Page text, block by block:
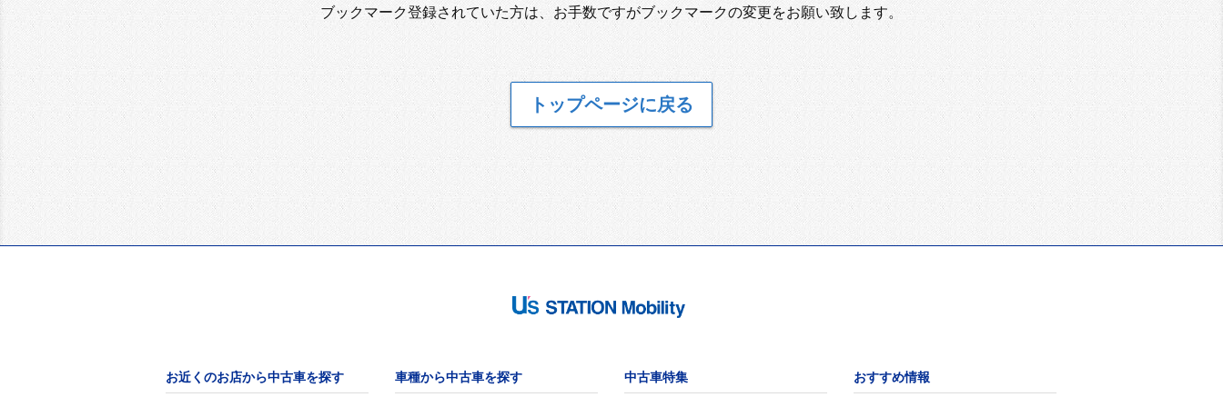
ブックマーク登録されていた方は、お手数ですがブックマークの変更をお願い致します。
トップページに戻る
お近くのお店から中古車を探す 車種から中古車を探す 中古車特集 おすすめ情報